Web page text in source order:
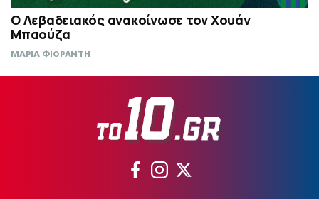
Ο Λεβαδειακός ανακοίνωσε τον Χουάν
Μπαούζα
ΜΑΡΙΑ ΦΙΟΡΑΝΤΗ